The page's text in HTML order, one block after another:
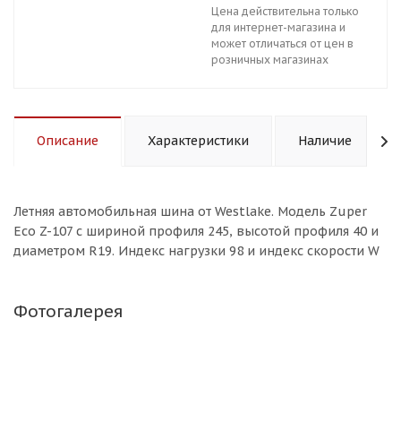
Цена действительна только
для интернет-магазина и
может отличаться от цен в
розничных магазинах
Описание Характеристики Наличие
Летняя автомобильная шина от Westlake. Модель Zuper
Eco Z-107 с шириной профиля 245, высотой профиля 40 и
диаметром R19. Индекс нагрузки 98 и индекс скорости W
Фотогалерея